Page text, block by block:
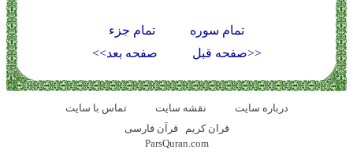
تمام سوره
تمام جزء
<<صفحه قبل
صفحه بعد>>
تماس با سایت نقشه سايت
درباره سایت
قران کریم
قرآن فارسی
ParsQuran.com